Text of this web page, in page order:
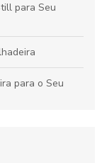
para Seu
para o Seu